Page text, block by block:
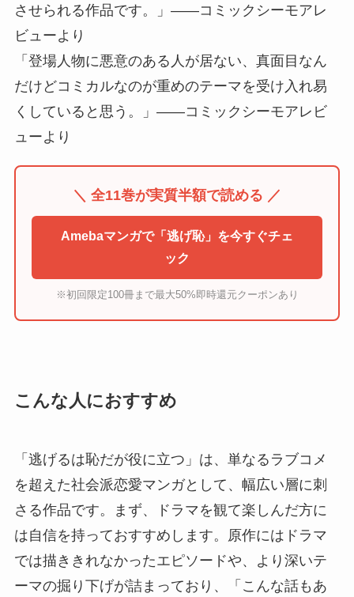
させられる作品です。」——コミックシーモアレ
ビューより
「登場人物に悪意のある人が居ない、真面目なん
だけどコミカルなのが重めのテーマを受け入れ易
くしていると思う。」——コミックシーモアレビ
ューより
＼ 全11巻が実質半額で読める ／
Amebaマンガで「逃げ恥」を今すぐチェ
ック
※初回限定100冊まで最大50%即時還元クーポンあり
こんな人におすすめ
「逃げるは恥だが役に立つ」は、単なるラブコメ
を超えた社会派恋愛マンガとして、幅広い層に刺
さる作品です。まず、ドラマを観て楽しんだ方に
は自信を持っておすすめします。原作にはドラマ
では描ききれなかったエピソードや、より深いテ
ーマの掘り下げが詰まっており、「こんな話もあ